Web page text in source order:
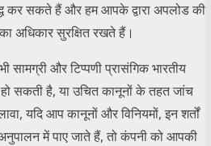
कर सकते हैं और हम आपके द्वारा अपलोड की
अधिकार सुरक्षित रखते हैं।
सामग्री और टिप्पणी प्रासंगिक भारतीय
सकती है, या उचित कानूनों के तहत जांच
यदि आप कानूनों और विनियमों, इन शर्तों
में पाए जाते हैं, तो कंपनी को आपकी